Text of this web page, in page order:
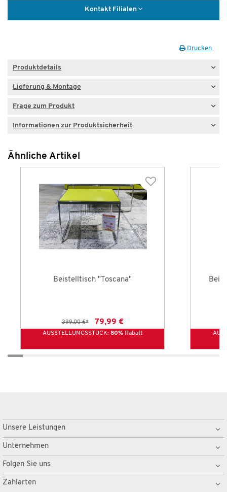
Kontakt Filialen
Drucken
Produktdetails
Lieferung & Montage
Frage zum Produkt
Informationen zur Produktsicherheit
Ähnliche Artikel
Beistelltisch "Toscana"
399,00 €* 79,99 €
AUSSTELLUNGSSTÜCK: 80% Rabatt
Unsere Leistungen
Unternehmen
Folgen Sie uns
Zahlarten